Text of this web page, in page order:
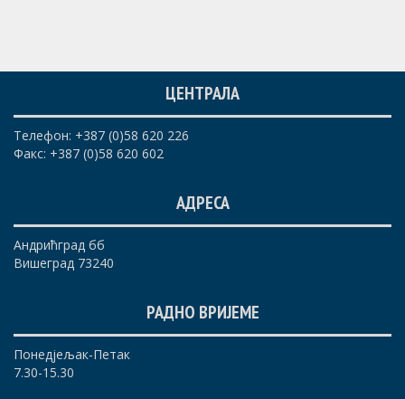
ЦЕНТРАЛА
Телефон: +387 (0)58 620 226
Факс: +387 (0)58 620 602
АДРЕСА
Андрићград бб
Вишеград 73240
РАДНО ВРИЈЕМЕ
Понедјељак-Петак
7.30-15.30